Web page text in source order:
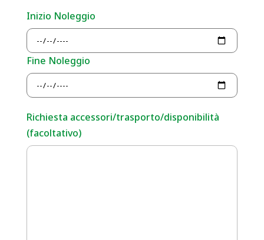
Inizio Noleggio
Fine Noleggio
Richiesta accessori/trasporto/disponibilità
(facoltativo)